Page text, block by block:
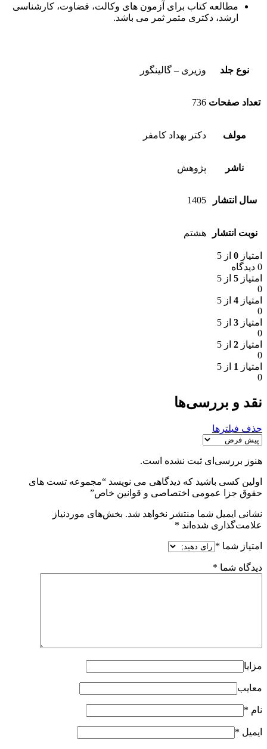
مطالعه کتاب برای آزمون های وکالت، قضاوت، کارشناسی
ارشد، دکتری مثمر ثمر می باشد.
نوع جلد وزیری – گالینگور
تعداد صفحات 736
مولف دکتر بهداد کامفر
ناشر پژوهش
سال انتشار 1405
نوبت انتشار هشتم
امتیاز 0 از 5
0 دیدگاه
امتیاز 5 از 5
0
امتیاز 4 از 5
0
امتیاز 3 از 5
0
امتیاز 2 از 5
0
امتیاز 1 از 5
0
نقد و بررسی‌ها
حذف فیلترها
هنوز بررسی‌ای ثبت نشده است.
اولین کسی باشید که دیدگاهی می نویسد “مجموعه تست های
حقوق جزا عمومی اختصاصی و قوانین خاص”
نشانی ایمیل شما منتشر نخواهد شد. بخش‌های موردنیاز
علامت‌گذاری شده‌اند *
امتیاز شما *
دیدگاه شما *
مزایا
معایب
نام *
ایمیل *